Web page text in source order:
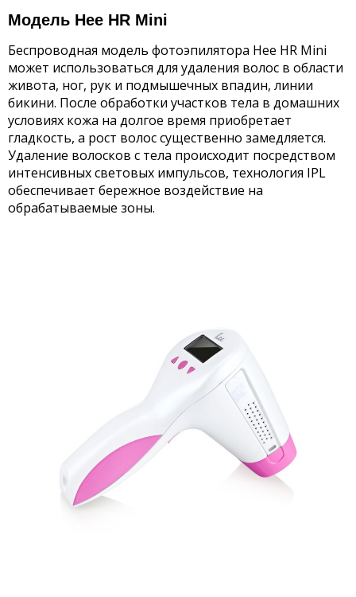
Модель Hee HR Mini
Беспроводная модель фотоэпилятора Hee HR Mini
может использоваться для удаления волос в области
живота, ног, рук и подмышечных впадин, линии
бикини. После обработки участков тела в домашних
условиях кожа на долгое время приобретает
гладкость, а рост волос существенно замедляется.
Удаление волосков с тела происходит посредством
интенсивных световых импульсов, технология IPL
обеспечивает бережное воздействие на
обрабатываемые зоны.